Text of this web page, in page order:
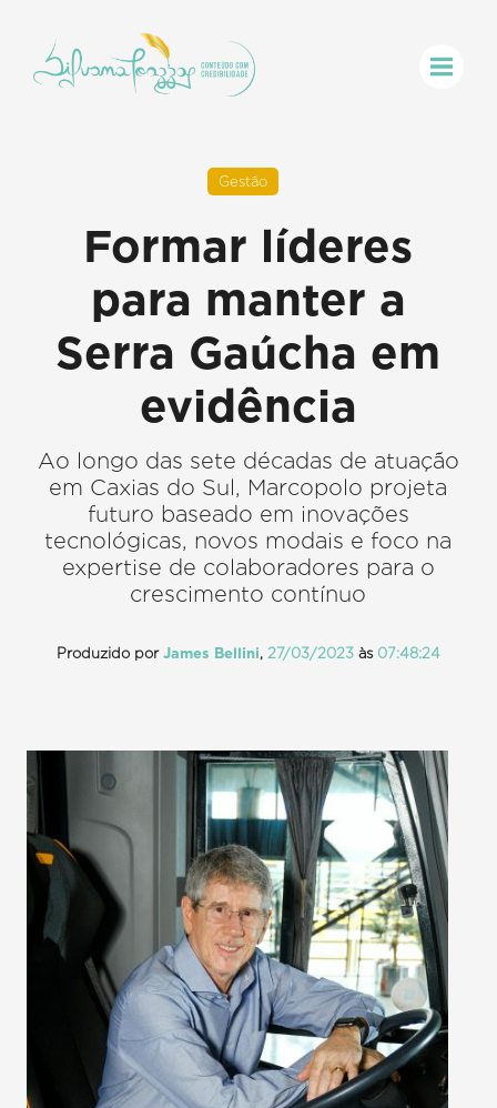
Gestão
Formar líderes
para manter a
Serra Gaúcha em
evidência
Ao longo das sete décadas de atuação
em Caxias do Sul, Marcopolo projeta
futuro baseado em inovações
tecnológicas, novos modais e foco na
expertise de colaboradores para o
crescimento contínuo
Produzido por James Bellini, 27/03/2023às 07:48:24